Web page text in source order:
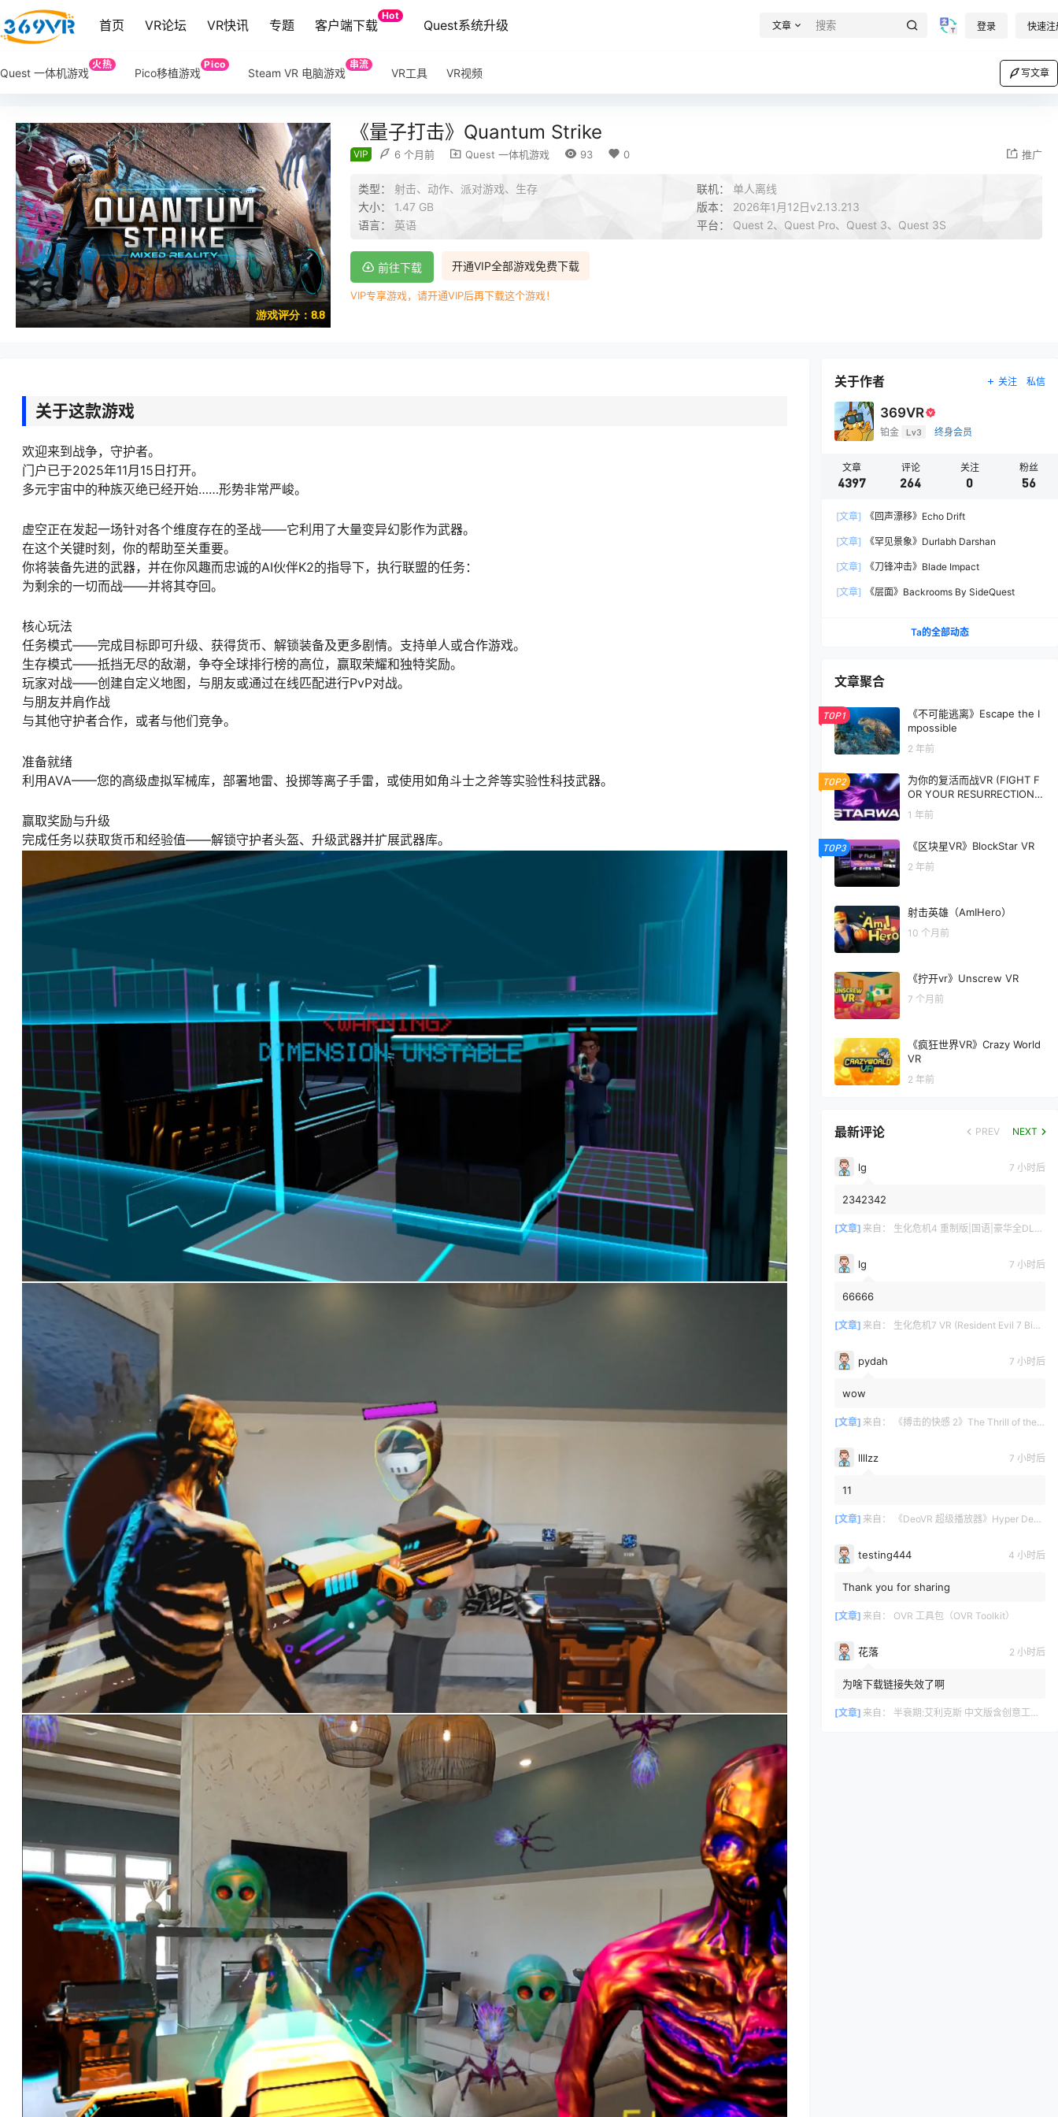
首页 VR论坛 VR快讯 专题 客户端下载
Hot
Quest系统升级 文章 登录 快速注
Quest 一体机游戏
火热
Pico移植游戏
Pico
Steam VR 电脑游戏
串流
VR工具 VR视频 写文章
游戏评分：8.8
《量子打击》Quantum Strike
VIP 6 个月前 Quest 一体机游戏 93 0 推广
类型： 射击、动作、派对游戏、生存 联机： 单人离线
大小： 1.47 GB 版本： 2026年1月12日v2.13.213
语言： 英语 平台： Quest 2、Quest Pro、Quest 3、Quest 3S
开通VIP全部游戏免费下载
前往下载
VIP专享游戏，请开通VIP后再下载这个游戏！
关于这款游戏
欢迎来到战争，守护者。
门户已于2025年11月15日打开。
多元宇宙中的种族灭绝已经开始……形势非常严峻。
虚空正在发起一场针对各个维度存在的圣战——它利用了大量变异幻影作为武器。
在这个关键时刻，你的帮助至关重要。
你将装备先进的武器，并在你风趣而忠诚的AI伙伴K2的指导下，执行联盟的任务：
为剩余的一切而战——并将其夺回。
核心玩法
任务模式——完成目标即可升级、获得货币、解锁装备及更多剧情。支持单人或合作游戏。
生存模式——抵挡无尽的敌潮，争夺全球排行榜的高位，赢取荣耀和独特奖励。
玩家对战——创建自定义地图，与朋友或通过在线匹配进行PvP对战。
与朋友并肩作战
与其他守护者合作，或者与他们竞争。
准备就绪
利用AVA——您的高级虚拟军械库，部署地雷、投掷等离子手雷，或使用如角斗士之斧等实验性科技武器。
赢取奖励与升级
完成任务以获取货币和经验值——解锁守护者头盔、升级武器并扩展武器库。
关于作者 关注 私信
369VR
铂金 Lv3 终身会员
文章
4397
评论
264
关注
0
粉丝
56
[文章] 《回声漂移》Echo Drift
[文章] 《罕见景象》Durlabh Darshan
[文章] 《刀锋冲击》Blade Impact
[文章] 《层面》Backrooms By SideQuest
Ta的全部动态
文章聚合
TOP1
《不可能逃离》Escape the I
mpossible
2 年前
TOP2
为你的复活而战VR (FIGHT F
OR YOUR RESURRECTION V
R)
1 年前
TOP3 《区块星VR》BlockStar VR
2 年前
射击英雄（AmIHero）
10 个月前
《拧开vr》Unscrew VR
7 个月前
《疯狂世界VR》Crazy World
VR
2 年前
最新评论 PREV NEXT
lg 7 小时后
2342342
[文章] 来自： 生化危机4 重制版|国语|豪华全DLC（Resident Evil 4 VR）
lg 7 小时后
66666
[文章] 来自： 生化危机7 VR (Resident Evil 7 Biohazard VR)
pydah 7 小时后
wow
[文章] 来自： 《搏击的快感 2》The Thrill of the Fight 2
llllzz 7 小时后
11
[文章] 来自： 《DeoVR 超级播放器》Hyper DeoVR – VR Video Streaming
testing444 4 小时后
Thank you for sharing
[文章] 来自： OVR 工具包（OVR Toolkit）
花落 2 小时后
为啥下载链接失效了啊
[文章] 来自： 半衰期:艾利克斯 中文版含创意工坊地图（Half-Life: Alyx）